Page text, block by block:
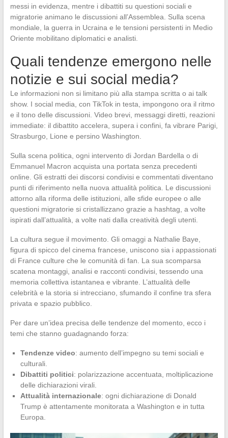
messi in evidenza, mentre i dibattiti su questioni sociali e
migratorie animano le discussioni all’Assemblea. Sulla scena
mondiale, la guerra in Ucraina e le tensioni persistenti in Medio
Oriente mobilitano diplomatici e analisti.
Quali tendenze emergono nelle
notizie e sui social media?
Le informazioni non si limitano più alla stampa scritta o ai talk
show. I social media, con TikTok in testa, impongono ora il ritmo
e il tono delle discussioni. Video brevi, messaggi diretti, reazioni
immediate: il dibattito accelera, supera i confini, fa vibrare Parigi,
Strasburgo, Lione e persino Washington.
Sulla scena politica, ogni intervento di Jordan Bardella o di
Emmanuel Macron acquista una portata senza precedenti
online. Gli estratti dei discorsi condivisi e commentati diventano
punti di riferimento nella nuova attualità politica. Le discussioni
attorno alla riforma delle istituzioni, alle sfide europee o alle
questioni migratorie si cristallizzano grazie a hashtag, a volte
ispirati dall’attualità, a volte nati dalla creatività degli utenti.
La cultura segue il movimento. Gli omaggi a Nathalie Baye,
figura di spicco del cinema francese, uniscono sia i appassionati
di France culture che le comunità di fan. La sua scomparsa
scatena montaggi, analisi e racconti condivisi, tessendo una
memoria collettiva istantanea e vibrante. L’attualità delle
celebrità e la storia si intrecciano, sfumando il confine tra sfera
privata e spazio pubblico.
Per dare un’idea precisa delle tendenze del momento, ecco i
temi che stanno guadagnando forza:
Tendenze video: aumento dell’impegno su temi sociali e
culturali.
Dibattiti politici: polarizzazione accentuata, moltiplicazione
delle dichiarazioni virali.
Attualità internazionale: ogni dichiarazione di Donald
Trump è attentamente monitorata a Washington e in tutta
Europa.